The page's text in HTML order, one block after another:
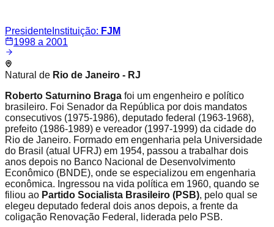
Presidente Instituição: FJM
1998 a 2001
Natural de Rio de Janeiro - RJ
Roberto Saturnino Braga foi um engenheiro e político
brasileiro. Foi Senador da República por dois mandatos
consecutivos (1975-1986), deputado federal (1963-1968),
prefeito (1986-1989) e vereador (1997-1999) da cidade do
Rio de Janeiro. Formado em engenharia pela Universidade
do Brasil (atual UFRJ) em 1954, passou a trabalhar dois
anos depois no Banco Nacional de Desenvolvimento
Econômico (BNDE), onde se especializou em engenharia
econômica. Ingressou na vida política em 1960, quando se
filiou ao Partido Socialista Brasileiro (PSB), pelo qual se
elegeu deputado federal dois anos depois, a frente da
coligação Renovação Federal, liderada pelo PSB.